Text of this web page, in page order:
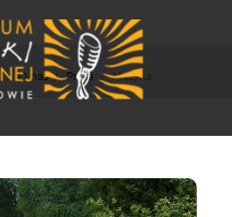
/ O nas / Prasa / Muzyka